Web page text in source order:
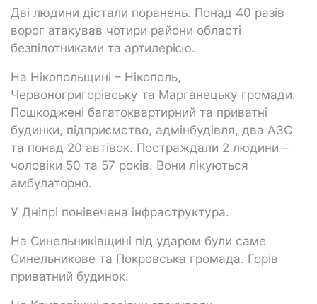
Дві людини дістали поранень. Понад 40 разів
ворог атакував чотири райони області
безпілотниками та артилерією.
На Нікопольщині – Нікополь,
Червоногригорівську та Марганецьку громади.
Пошкоджені багатоквартирний та приватні
будинки, підприємство, адмінбудівля, два АЗС
та понад 20 автівок. Постраждали 2 людини –
чоловіки 50 та 57 років. Вони лікуються
амбулаторно.
У Дніпрі понівечена інфраструктура.
На Синельниківщині під ударом були саме
Синельникове та Покровська громада. Горів
приватний будинок.